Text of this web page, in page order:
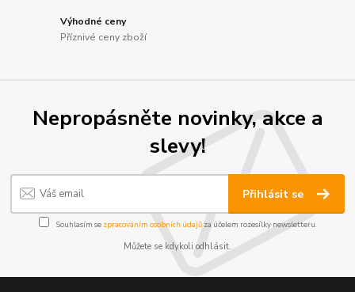
Výhodné ceny
Příznivé ceny zboží
Nepropásněte novinky, akce a
slevy!
Přihlásit se
Souhlasím se zpracováním osobních údajůza účelem rozesílky newsletteru.
Můžete se kdykoli odhlásit.